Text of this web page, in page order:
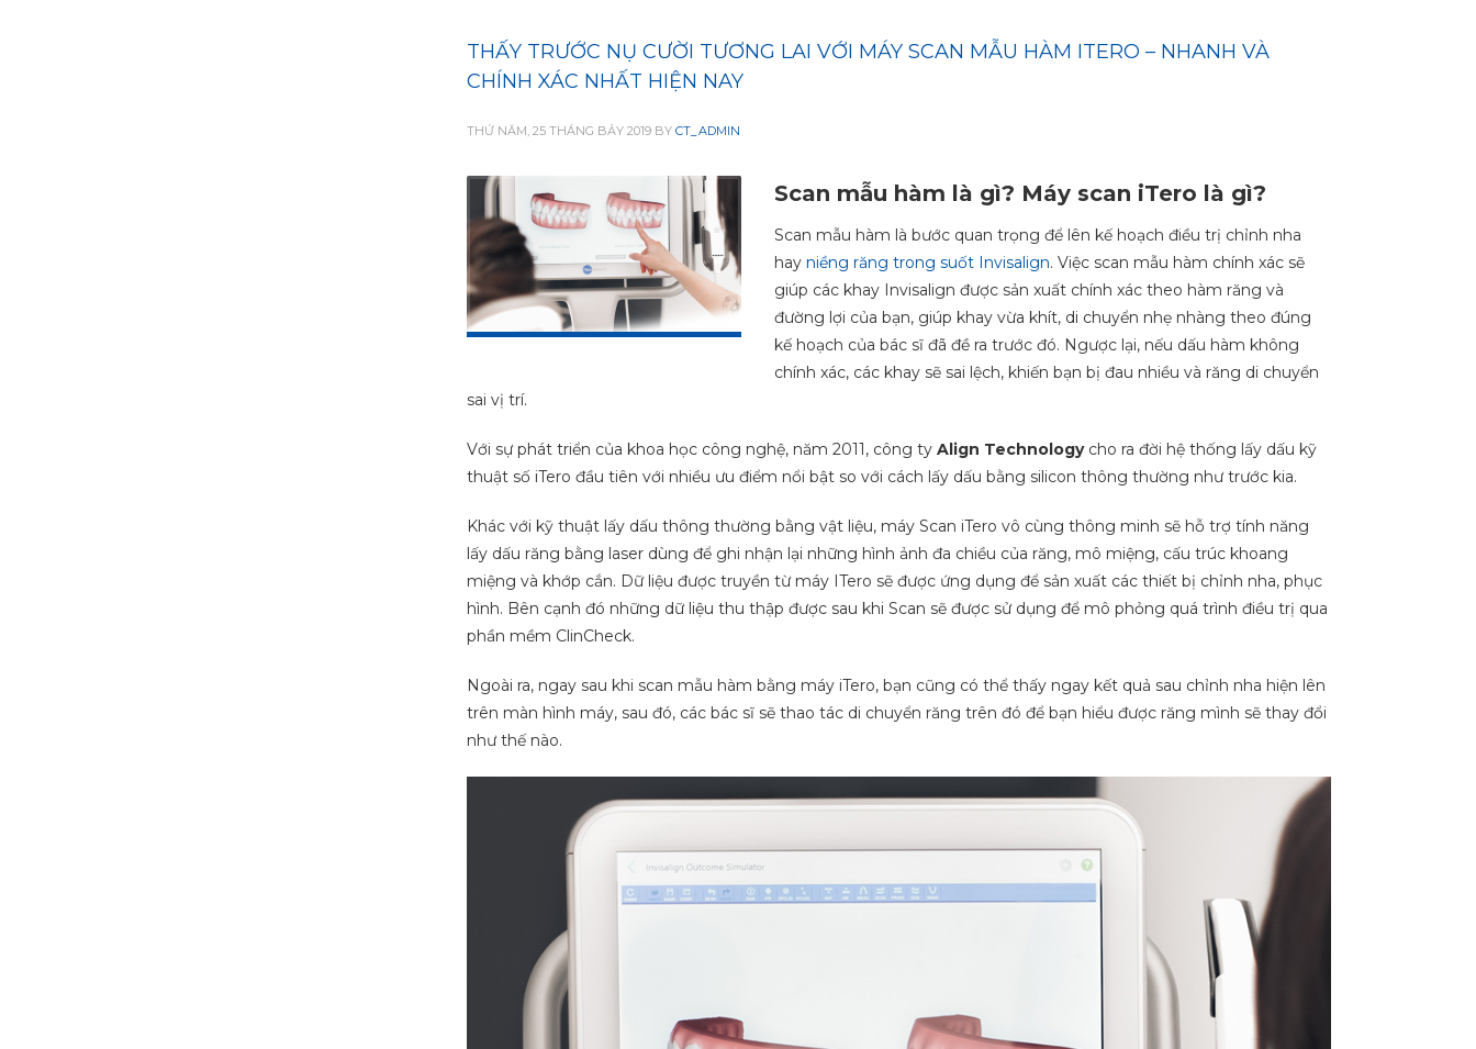
THẤY TRƯỚC NỤ CƯỜI TƯƠNG LAI VỚI MÁY SCAN MẪU HÀM ITERO – NHANH VÀ
CHÍNH XÁC NHẤT HIỆN NAY
THỨ NĂM, 25 THÁNG BẢY 2019 BY CT_ADMIN
Scan mẫu hàm là gì? Máy scan iTero là gì?
Scan mẫu hàm là bước quan trọng để lên kế hoạch điều trị chỉnh nha
hay niềng răng trong suốt Invisalign. Việc scan mẫu hàm chính xác sẽ
giúp các khay Invisalign được sản xuất chính xác theo hàm răng và
đường lợi của bạn, giúp khay vừa khít, di chuyển nhẹ nhàng theo đúng
kế hoạch của bác sĩ đã đề ra trước đó. Ngược lại, nếu dấu hàm không
chính xác, các khay sẽ sai lệch, khiến bạn bị đau nhiều và răng di chuyển
sai vị trí.
Với sự phát triển của khoa học công nghệ, năm 2011, công tyAlign Technologycho ra đời hệ thống lấy dấu kỹ
thuật số iTero đầu tiên với nhiều ưu điểm nổi bật so với cách lấy dấu bằng silicon thông thường như trước kia.
Khác với kỹ thuật lấy dấu thông thường bằng vật liệu, máy Scan iTero vô cùng thông minh sẽ hỗ trợ tính năng
lấy dấu răng bằng laser dùng để ghi nhận lại những hình ảnh đa chiều của răng, mô miệng, cấu trúc khoang
miệng và khớp cắn. Dữ liệu được truyền từ máy ITero sẽ được ứng dụng để sản xuất các thiết bị chỉnh nha, phục
hình. Bên cạnh đó những dữ liệu thu thập được sau khi Scan sẽ được sử dụng để mô phỏng quá trình điều trị qua
phần mềm ClinCheck.
Ngoài ra, ngay sau khi scan mẫu hàm bằng máy iTero, bạn cũng có thể thấy ngay kết quả sau chỉnh nha hiện lên
trên màn hình máy, sau đó, các bác sĩ sẽ thao tác di chuyển răng trên đó để bạn hiểu được răng mình sẽ thay đổi
như thế nào.